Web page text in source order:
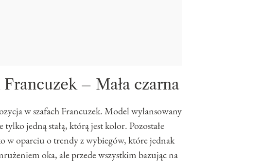
– Mała czarna
w szafach Francuzek. Model wylansowany
jedną stałą, którą jest kolor. Pozostałe
w oparciu o trendy z wybiegów, które jednak
oka, ale przede wszystkim bazując na